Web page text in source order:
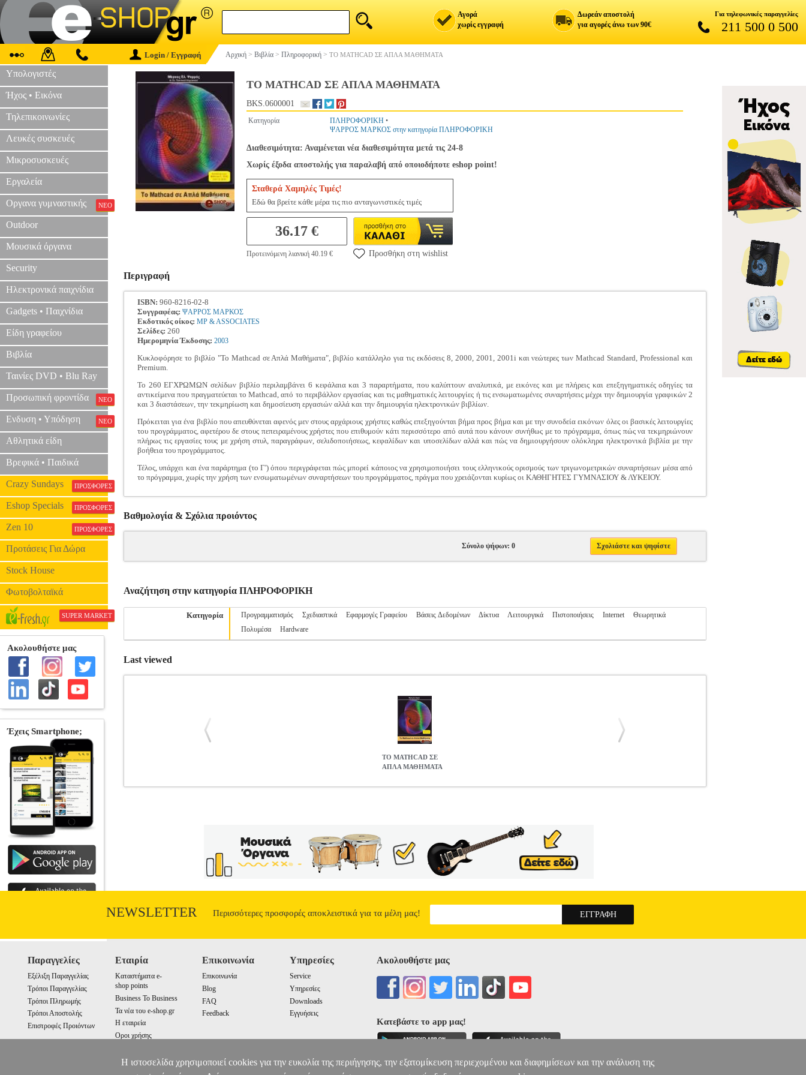
Αγορά
χωρίς εγγραφή
Δωρεάν αποστολή
για αγορές άνω των 90€
Για τηλεφωνικές παραγγελίες
211 500 0 500
Login / Εγγραφή Αρχική > Βιβλία > Πληροφορική > ΤΟ MATHCAD ΣΕ ΑΠΛΑ ΜΑΘΗΜΑΤΑ
Υπολογιστές
Ήχος • Εικόνα
Τηλεπικοινωνίες
Λευκές συσκευές
Μικροσυσκευές
Εργαλεία
Οργανα γυμναστικής ΝΕΟ
Outdoor
Μουσικά όργανα
Security
Ηλεκτρονικά παιχνίδια
Gadgets • Παιχνίδια
Είδη γραφείου
Βιβλία
Ταινίες DVD • Blu Ray
Προσωπική φροντίδα ΝΕΟ
Ενδυση • Υπόδηση ΝΕΟ
Αθλητικά είδη
Βρεφικά • Παιδικά
Crazy Sundays ΠΡΟΣΦΟΡΕΣ
Eshop Specials ΠΡΟΣΦΟΡΕΣ
Zen 10 ΠΡΟΣΦΟΡΕΣ
Προτάσεις Για Δώρα
Stock House
Φωτοβολταϊκά
SUPER MARKET
ΤΟ MATHCAD ΣΕ ΑΠΛΑ ΜΑΘΗΜΑΤΑ
BKS.0600001
Κατηγορία ΠΛΗΡΟΦΟΡΙΚΗ •
ΨΑΡΡΟΣ ΜΑΡΚΟΣ στην κατηγορία ΠΛΗΡΟΦΟΡΙΚΗ
Διαθεσιμότητα: Αναμένεται νέα διαθεσιμότητα μετά τις 24-8
Χωρίς έξοδα αποστολής για παραλαβή από οποιοδήποτε eshop point!
Σταθερά Χαμηλές Τιμές!
Εδώ θα βρείτε κάθε μέρα τις πιο ανταγωνιστικές τιμές
36.17 €
Προτεινόμενη λιανική 40.19 € Προσθήκη στη wishlist
Περιγραφή
ISBN: 960-8216-02-8
Συγγραφέας: ΨΑΡΡΟΣ ΜΑΡΚΟΣ
Εκδοτικός οίκος: MP & ASSOCIATES
Σελίδες: 260
Ημερομηνία Έκδοσης: 2003
Κυκλοφόρησε το βιβλίο "Το Mathcad σε Απλά Μαθήματα", βιβλίο κατάλληλο για τις εκδόσεις 8, 2000, 2001, 2001i και νεώτερες των Mathcad Standard, Professional και
Premium.
Το 260 ΕΓΧΡΩΜΩΝ σελίδων βιβλίο περιλαμβάνει 6 κεφάλαια και 3 παραρτήματα, που καλύπτουν αναλυτικά, με εικόνες και με πλήρεις και επεξηγηματικές οδηγίες τα
αντικείμενα που πραγματεύεται το Mathcad, από το περιβάλλον εργασίας και τις μαθηματικές λειτουργίες ή τις ενσωματωμένες συναρτήσεις μέχρι την δημιουργία γραφικών 2
και 3 διαστάσεων, την τεκμηρίωση και δημοσίευση εργασιών αλλά και την δημιουργία ηλεκτρονικών βιβλίων.
Πρόκειται για ένα βιβλίο που απευθύνεται αφενός μεν στους αρχάριους χρήστες καθώς επεξηγούνται βήμα προς βήμα και με την συνοδεία εικόνων όλες οι βασικές λειτουργίες
του προγράμματος, αφετέρου δε στους πεπειραμένους χρήστες που επιθυμούν κάτι περισσότερο από αυτά που κάνουν συνήθως με το πρόγραμμα, όπως πώς να τεκμηριώνουν
πλήρως τις εργασίες τους με χρήση στυλ, παραγράφων, σελιδοποιήσεως, κεφαλίδων και υποσελίδων αλλά και πώς να δημιουργήσουν ολόκληρα ηλεκτρονικά βιβλία με την
βοήθεια του προγράμματος.
Τέλος, υπάρχει και ένα παράρτημα (το Γ') όπου περιγράφεται πώς μπορεί κάποιος να χρησιμοποιήσει τους ελληνικούς ορισμούς των τριγωνομετρικών συναρτήσεων μέσα από
το πρόγραμμα, χωρίς την χρήση των ενσωματωμένων συναρτήσεων του προγράμματος, πράγμα που χρειάζονται κυρίως οι ΚΑΘΗΓΗΤΕΣ ΓΥΜΝΑΣΙΟΥ & ΛΥΚΕΙΟΥ.
Βαθμολογία & Σχόλια προιόντος
Σύνολο ψήφων: 0 Σχολιάστε και ψηφίστε
Αναζήτηση στην κατηγορία ΠΛΗΡΟΦΟΡΙΚΗ
Κατηγορία Προγραμματισμός Σχεδιαστικά Εφαρμογές Γραφείου Βάσεις Δεδομένων Δίκτυα Λειτουργικά Πιστοποιήσεις Internet
Θεωρητικά
Πολυμέσα
Hardware
Last viewed
ΤΟ MATHCAD ΣΕ
ΑΠΛΑ ΜΑΘΗΜΑΤΑ
2000, 2001, 2001i και νεώτερες των Mathcad Standard, Professional και Premium. Το 260 ΕΓΧΡΩΜΩΝ σελίδων βιβλίο περιλαμβάνει 6 κεφάλαια και 3
παραρτήματα, που καλύπτουν αναλυτικά, με εικόνες και με πλήρεις και επεξηγηματικές οδηγίες τα αντικείμενα που πραγματεύεται το Mathcad, από το
περιβάλλον εργασίας και τις μαθηματικές λειτουργίες ή τις ενσωματωμένες συναρτήσεις μέχρι την δημιουργία γραφικών 2 και 3 διαστάσεων, την τεκμηρίωση
και δημοσίευση εργασιών αλλά και την δημιουργία ηλεκτρονικών βιβλίων. Πρόκειται για ένα βιβλίο που απευθύνεται αφενός μεν στους αρχάριους χρήστες
καθώς επεξηγούνται βήμα προς βήμα και με την συνοδεία εικόνων όλες οι βασικές λειτουργίες του προγράμματος, αφετέρου δε στους πεπειραμένους χρήστες
που επιθυμούν κάτι περισσότερο από αυτά που κάνουν συνήθως με το πρόγραμμα, όπως πώς να τεκμηριώνουν πλήρως τις εργασίες τους με χρήση στυλ,
παραγράφων, σελιδοποιήσεως, κεφαλίδων και υποσελίδων αλλά και πώς να δημιουργήσουν ολόκληρα ηλεκτρονικά βιβλία με την βοήθεια του προγράμματος.
συναρτήσεων μέσα από το πρόγραμμα, χωρίς την χρήση των ενσωματωμένων συναρτήσεων του προγράμματος, πράγμα που χρειάζονται κυρίως οι
ΤΟ MATHCAD ΣΕ ΑΠΛΑ ΜΑΘΗΜΑΤΑ
NEWSLETTER Περισσότερες προσφορές αποκλειστικά για τα μέλη μας!
Παραγγελίες
Εξέλιξη Παραγγελίας
Τρόποι Παραγγελίας
Τρόποι Πληρωμής
Τρόποι Αποστολής
Επιστροφές Προιόντων
Εταιρία
Καταστήματα e-
shop points
Business To Business
Τα νέα του e-shop.gr
Η εταιρεία
Οροι χρήσης
Επικοινωνία
Επικοινωνία
Blog
FAQ
Feedback
Υπηρεσίες
Service
Υπηρεσίες
Downloads
Εγγυήσεις
Ακολουθήστε μας
Κατεβάστε το app μας!
Η ιστοσελίδα χρησιμοποιεί cookies για την ευκολία της περιήγησης, την εξατομίκευση περιεχομένου και διαφημίσεων και την ανάλυση της